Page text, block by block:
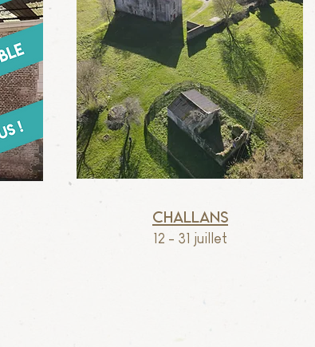
Challans
12 - 31 juillet